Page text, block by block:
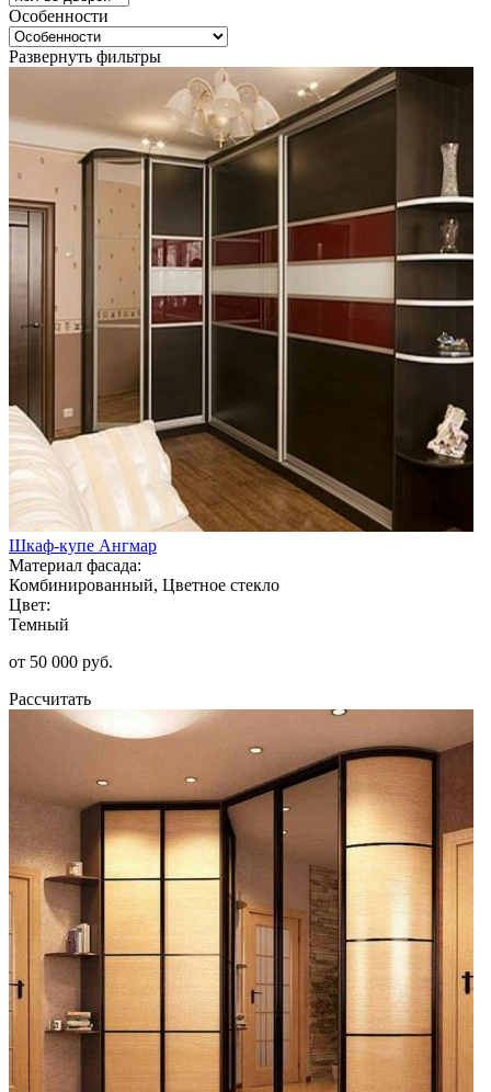
Особенности
Развернуть фильтры
Шкаф-купе Ангмар
Материал фасада:
Комбинированный, Цветное стекло
Цвет:
Темный
от 50 000 руб.
Рассчитать